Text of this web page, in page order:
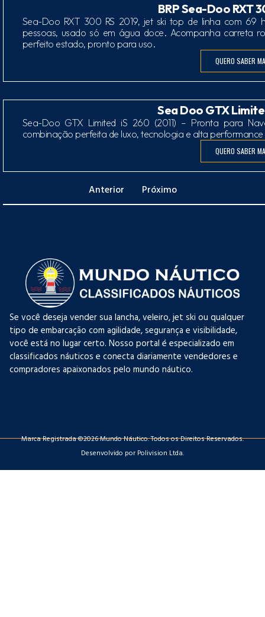
BRP Sea-Doo RXT
Sea-Doo RXT 300 RS 2019, jet ski top de linha com
pessoas, usado só em água doce. Acompanha carreta
perfeito estado, pronto para uso.
QUERO SABER
Sea Doo GTX
Sea-Doo GTX Limited iS 260 (2011) – Pronta para
combinação perfeita de luxo, tecnologia e alta
QUERO SABER
Anterior Próximo
Se você deseja vender sua lancha, veleiro, jet ski ou qualquer
tipo de embarcação com agilidade, segurança e visibilidade,
você está no lugar certo. Nosso portal é especializado em
classificados náuticos e conecta diariamente vendedores e
compradores apaixonados pelo mundo náutico.
Marca Registrada ©2026 Mundo Náutico. Todos os Direitos Reservados.
Desenvolvido por Polivision Ltda.